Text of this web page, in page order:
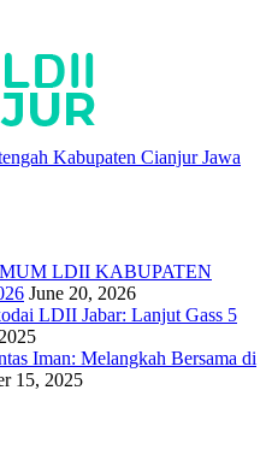
Kabupaten Cianjur Jawa
LDII KABUPATEN
June 20, 2026
LDII Jabar: Lanjut Gass 5
Iman: Melangkah Bersama di
15, 2025